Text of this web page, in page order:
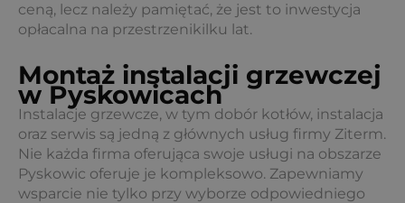
ceną, lecz należy pamiętać, że jest to inwestycja
opłacalna na przestrzenikilku lat.
Montaż instalacji grzewczej
w Pyskowicach
Instalacje grzewcze, w tym dobór kotłów, instalacja
oraz serwis są jedną z głównych usług firmy Ziterm.
Nie każda firma oferująca swoje usługi na obszarze
Pyskowic oferuje je kompleksowo. Zapewniamy
wsparcie nie tylko przy wyborze odpowiedniego